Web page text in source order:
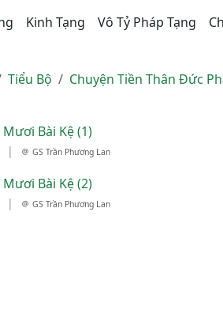
Kinh Tạng Vô Tỷ Pháp Tạng
Tiểu Bộ Chuyện Tiền Thân Đức
Bài Kệ (1)
| GS Trần Phương Lan
Bài Kệ (2)
| GS Trần Phương Lan